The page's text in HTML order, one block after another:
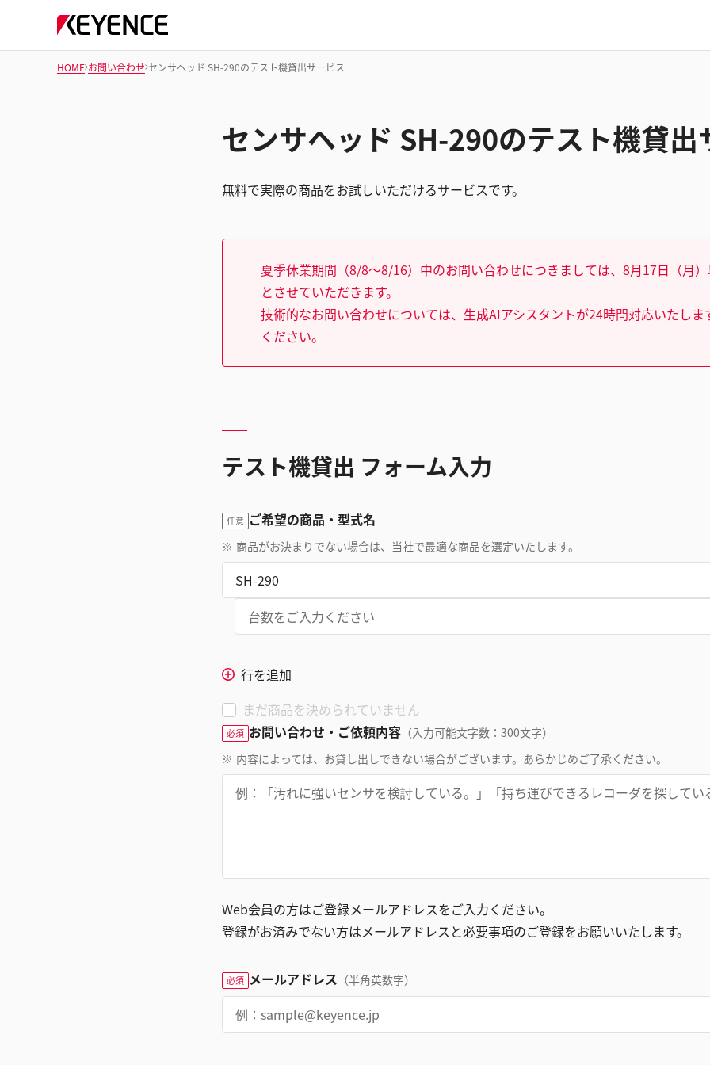
HOME お問い合わせ センサヘッド SH-290のテスト機貸出サービス
センサヘッド SH-290のテスト機貸出
無料で実際の商品をお試しいただけるサービスです。
夏季休業期間（8/8～8/16）中のお問い合わせにつきましては、8月17日（月
とさせていただきます。
技術的なお問い合わせについては、生成AIアシスタントが24時間対応いたしま
ください。
テスト機貸出 フォーム入力
任意 ご希望の商品・型式名
※ 商品がお決まりでない場合は、当社で最適な商品を選定いたします。
行を追加
まだ商品を決められていません
必須 お問い合わせ・ご依頼内容 （入力可能文字数：300文字）
※ 内容によっては、お貸し出しできない場合がございます。あらかじめご了承ください。
Web会員の方はご登録メールアドレスをご入力ください。
登録がお済みでない方はメールアドレスと必要事項のご登録をお願いいたします。
必須 メールアドレス （半角英数字）